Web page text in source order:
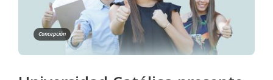
Concepción